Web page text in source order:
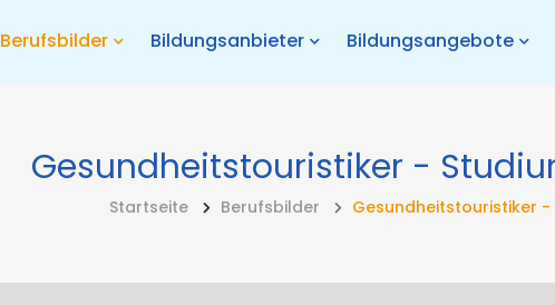
Berufsbilder Bildungsanbieter Bildungsangebote
Gesundheitstouristiker -
Startseite Berufsbilder Gesundheitstouristiker -